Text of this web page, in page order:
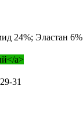
24%; Эластан 6%
a>
29-31